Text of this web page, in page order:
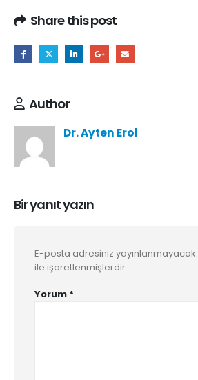
Share this post
Author
Dr. Ayten Erol
Bir yanıt yazın
E-posta adresiniz yayınlanmayacak.
ile işaretlenmişlerdir
Yorum *